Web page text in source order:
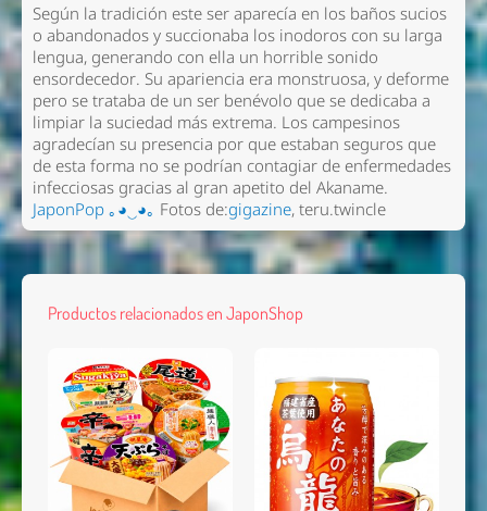
Según la tradición este ser aparecía en los baños sucios
o abandonados y succionaba los inodoros con su larga
lengua, generando con ella un horrible sonido
ensordecedor. Su apariencia era monstruosa, y deforme
pero se trataba de un ser benévolo que se dedicaba a
limpiar la suciedad más extrema. Los campesinos
agradecían su presencia por que estaban seguros que
de esta forma no se podrían contagiar de enfermedades
infecciosas gracias al gran apetito del Akaname.
JaponPop ｡◕‿◕｡ Fotos de:gigazine, teru.twincle
Productos relacionados en JaponShop